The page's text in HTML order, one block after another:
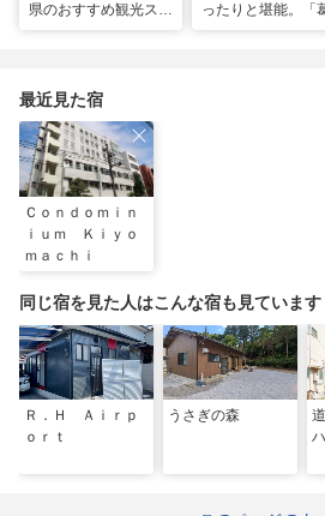
県のおすすめ観光スポ
ったりと堪能。「
最近見た宿
Ｃｏｎｄｏｍｉｎ
ｉｕｍ Ｋｉｙｏ
ｍａｃｈｉ
同じ宿を見た人はこんな宿も見ています
Ｒ．Ｈ Ａｉｒｐ
ｏｒｔ
うさぎの森